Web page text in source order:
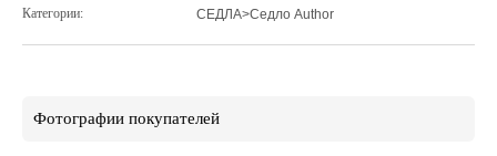
Категории: СЕДЛА>Седло Author
Фотографии покупателей